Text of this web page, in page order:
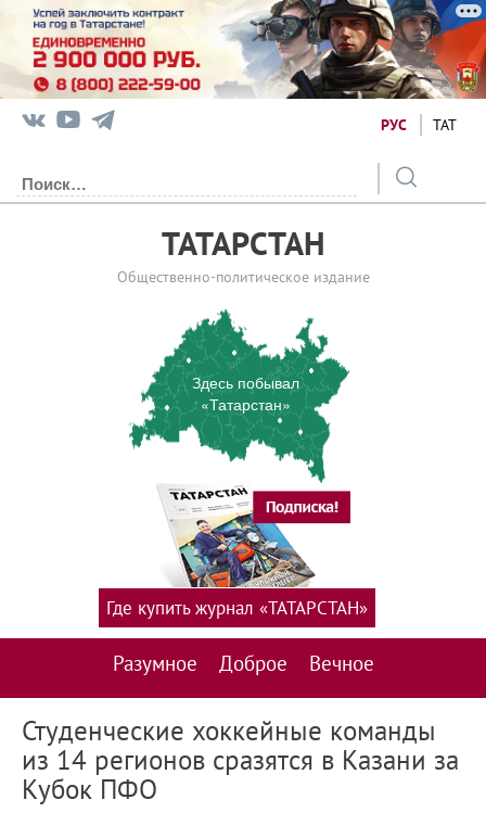
РУС ТАТ
ТАТАРСТАН
Общественно-политическое издание
Здесь побывал
«Татарстан»
Разумное Доброе Вечное
Где купить журнал «ТАТАРСТАН»
Студенческие хоккейные команды
из 14 регионов сразятся в Казани за
Кубок ПФО